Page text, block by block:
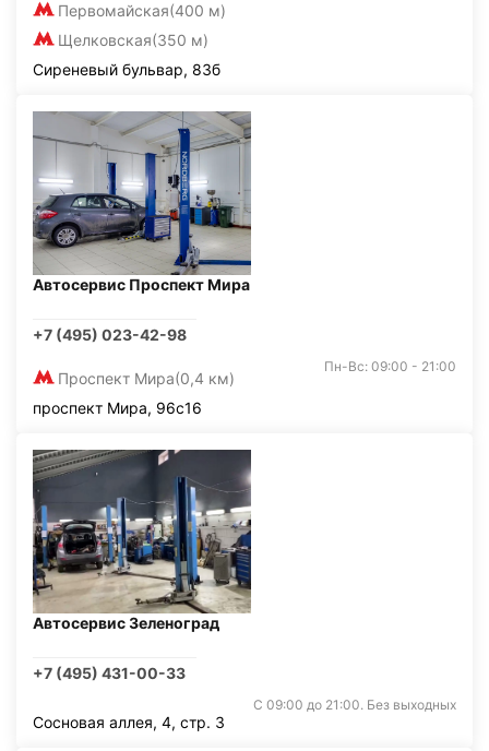
Первомайская(400 м)
Щелковская(350 м)
Сиреневый бульвар, 83б
Автосервис Проспект Мира
+7 (495) 023-42-98
Проспект Мира(0,4 км)
Пн-Вс: 09:00 - 21:00
проспект Мира, 96с16
Автосервис Зеленоград
+7 (495) 431-00-33
С 09:00 до 21:00. Без выходных
Сосновая аллея, 4, стр. 3